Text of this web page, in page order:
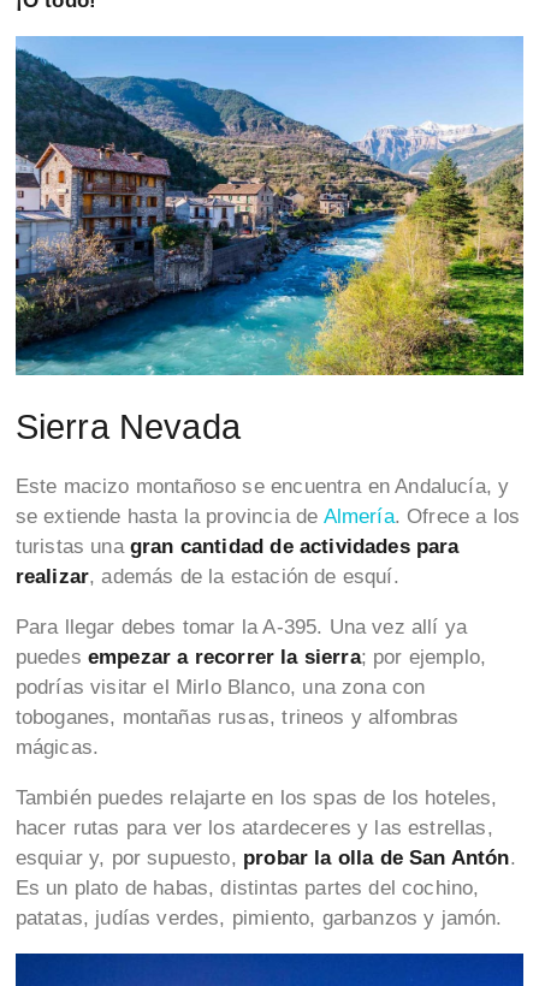
Sierra Nevada
Este macizo montañoso se encuentra en Andalucía, y
se extiende hasta la provincia de Almería. Ofrece a los
turistas una gran cantidad de actividades para
realizar, además de la estación de esquí.
Para llegar debes tomar la A-395. Una vez allí ya
puedes empezar a recorrer la sierra; por ejemplo,
podrías visitar el Mirlo Blanco, una zona con
toboganes, montañas rusas, trineos y alfombras
mágicas.
También puedes relajarte en los spas de los hoteles,
hacer rutas para ver los atardeceres y las estrellas,
esquiar y, por supuesto, probar la olla de San Antón.
Es un plato de habas, distintas partes del cochino,
patatas, judías verdes, pimiento, garbanzos y jamón.